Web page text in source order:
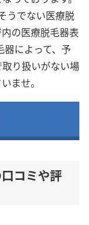
うでない医療脱
の医療脱毛器表
によって、予
り扱いがない場
ませ。
コミや評